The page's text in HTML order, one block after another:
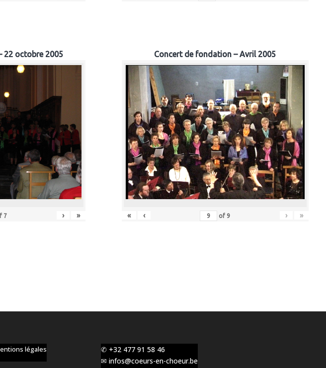
22 octobre 2005
7 › »
Concert de fondation – Avril 2005
« ‹ of 9 › »
légales
✆ +32 477 91 58 46
✉ infos@coeurs-en-choeur.be